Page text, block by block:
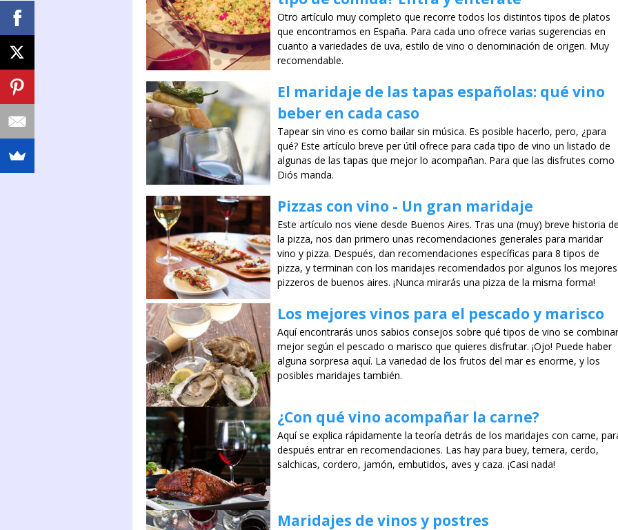
Otro artículo muy completo que recorre todos los distintos tipos de platos
que encontramos en España. Para cada uno ofrece varias sugerencias en
cuanto a variedades de uva, estilo de vino o denominación de origen. Muy
recomendable.
El maridaje de las tapas españolas: qué vino
beber en cada caso
Tapear sin vino es como bailar sin música. Es posible hacerlo, pero, ¿para
qué? Este artículo breve per útil ofrece para cada tipo de vino un listado de
algunas de las tapas que mejor lo acompañan. Para que las disfrutes como
Diós manda.
Pizzas con vino - Un gran maridaje
Este artículo nos viene desde Buenos Aires. Tras una (muy) breve historia
la pizza, nos dan primero unas recomendaciones generales para maridar
vino y pizza. Después, dan recomendaciones específicas para 8 tipos de
pizza, y terminan con los maridajes recomendados por algunos los mejores
pizzeros de buenos aires. ¡Nunca mirarás una pizza de la misma forma!
Los mejores vinos para el pescado y marisco
Aquí encontrarás unos sabios consejos sobre qué tipos de vino se
mejor según el pescado o marisco que quieres disfrutar. ¡Ojo! Puede haber
alguna sorpresa aquí. La variedad de los frutos del mar es enorme, y los
posibles maridajes también.
¿Con qué vino acompañar la carne?
Aquí se explica rápidamente la teoría detrás de los maridajes con carne,
después entrar en recomendaciones. Las hay para buey, ternera, cerdo,
salchicas, cordero, jamón, embutidos, aves y caza. ¡Casi nada!
Maridajes de vinos y postres